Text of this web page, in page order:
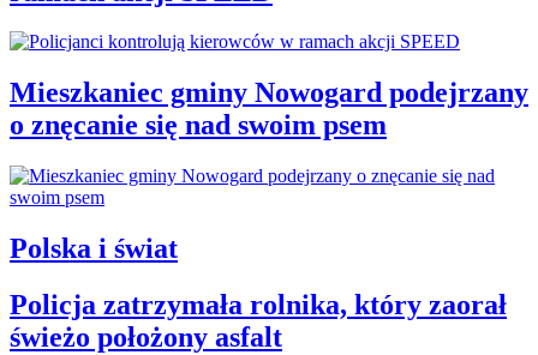
Mieszkaniec gminy Nowogard podejrzany
o znęcanie się nad swoim psem
Polska i świat
Policja zatrzymała rolnika, który zaorał
świeżo położony asfalt